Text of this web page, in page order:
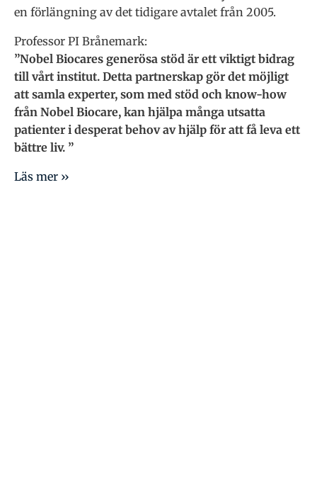
en förlängning av det tidigare avtalet från 2005.
Professor PI Brånemark:
”Nobel Biocares generösa stöd är ett viktigt bidrag
till vårt institut. Detta partnerskap gör det möjligt
att samla experter, som med stöd och know-how
från Nobel Biocare, kan hjälpa många utsatta
patienter i desperat behov av hjälp för att få leva ett
bättre liv. ”
Läs mer ››